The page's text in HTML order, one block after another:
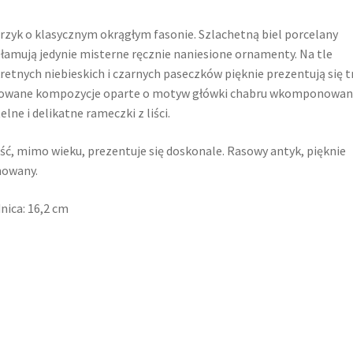
o klasycznym okrągłym fasonie. Szlachetną biel porcelany
jedynie misterne ręcznie naniesione ornamenty. Na tle
niebieskich i czarnych paseczków pięknie prezentują się
kompozycje oparte o motyw główki chabru
i delikatne rameczki z liści.
mimo wieku, prezentuje się doskonale. Rasowy antyk, pięknie
16,2 cm